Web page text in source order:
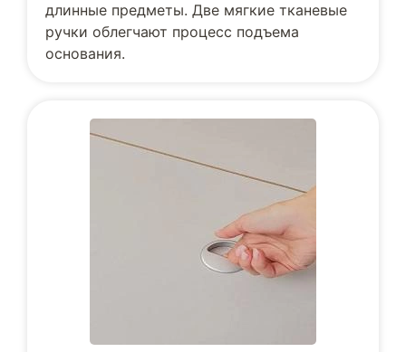
длинные предметы. Две мягкие тканевые
ручки облегчают процесс подъема
основания.